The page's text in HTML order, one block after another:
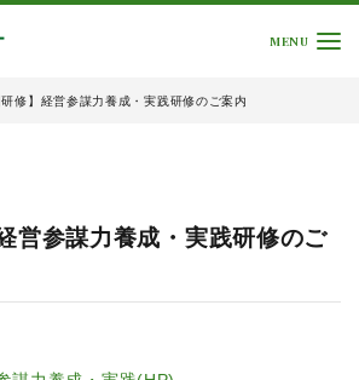
MENU
研修】経営参謀力養成・実践研修のご案内
営参謀力養成・実践研修のご